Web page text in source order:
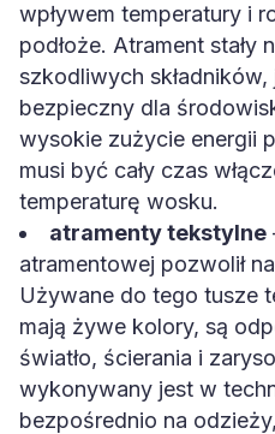
wpływem temperatury i
podłoże. Atrament stały
szkodliwych składników,
bezpieczny dla
wysokie zużycie energii
musi być cały czas
temperaturę wosku.
atramenty tekstylne
atramentowej pozwolił
Używane do tego tusze
mają żywe kolory, są
światło, ścierania i
wykonywany jest w
bezpośrednio na